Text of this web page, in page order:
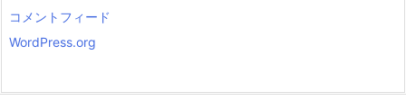
コメントフィード
WordPress.org